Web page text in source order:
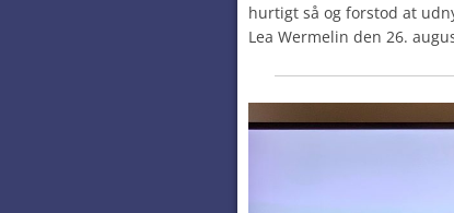
hurtigt så og forstod at
Lea Wermelin den 26.